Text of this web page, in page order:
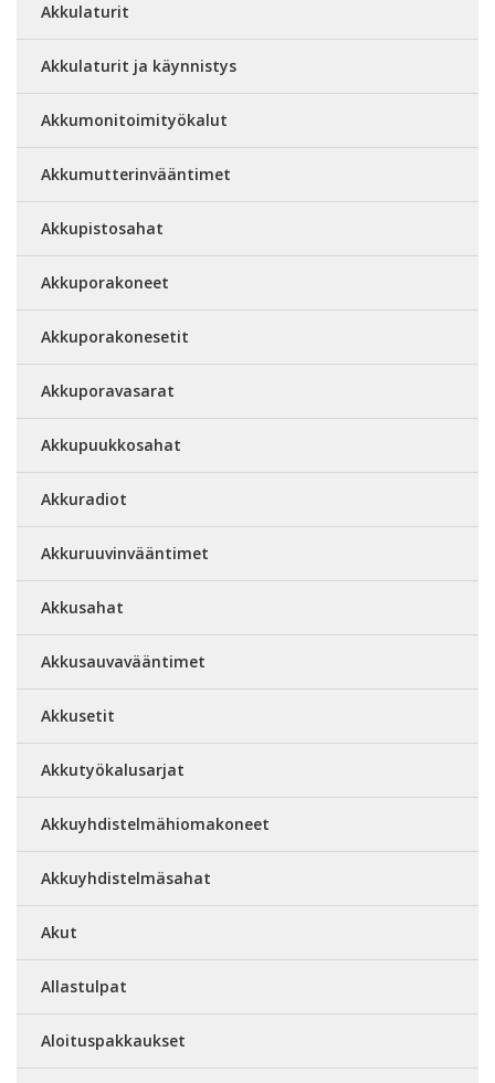
Akkulaturit
Akkulaturit ja käynnistys
Akkumonitoimityökalut
Akkumutterinvääntimet
Akkupistosahat
Akkuporakoneet
Akkuporakonesetit
Akkuporavasarat
Akkupuukkosahat
Akkuradiot
Akkuruuvinvääntimet
Akkusahat
Akkusauvavääntimet
Akkusetit
Akkutyökalusarjat
Akkuyhdistelmähiomakoneet
Akkuyhdistelmäsahat
Akut
Allastulpat
Aloituspakkaukset